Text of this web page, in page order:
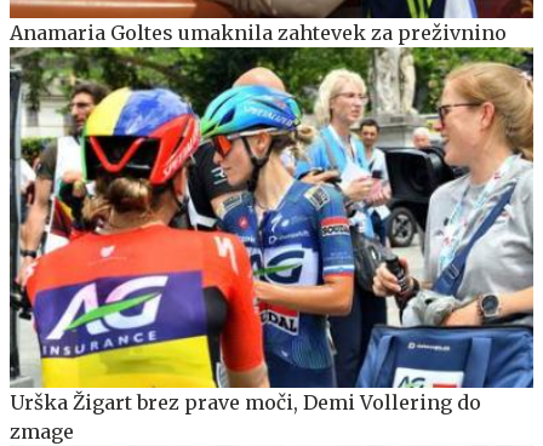
Anamaria Goltes umaknila zahtevek za preživnino
Urška Žigart brez prave moči, Demi Vollering do
zmage